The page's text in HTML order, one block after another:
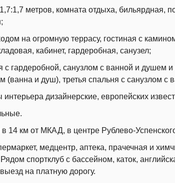
метров, комната отдыха, бильярдная,
на огромную террасу, гостиная с
кабинет, гардеробная, санузел;
с гардеробной, санузлом с ванной и душем
(ванна и душ), третья спальня с санузлом с
дизайнерские, европейских
в 14 км от МКАД, в центре Рублево-
медцентр, аптека, прачечная и
спортклуб с бассейном, каток,
на платную дорогу.